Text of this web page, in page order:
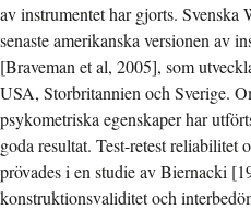
av instrumentet har gjorts. Svenska
senaste amerikanska versionen av
[Braveman et al, 2005], som
USA, Storbritannien och Sverige.
psykometriska egenskaper har
goda resultat. Test-retest reliabilitet
prövades i en studie av Biernacki
konstruktionsvaliditet och